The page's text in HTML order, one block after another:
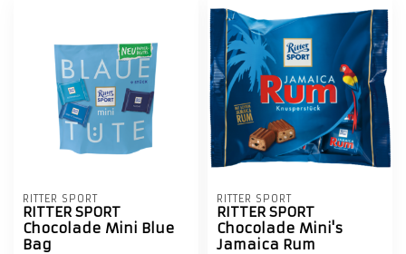
RITTER SPORT
RITTER SPORT
Chocolade Mini Blue
Bag
RITTER SPORT
RITTER SPORT
Chocolade Mini's
Jamaica Rum